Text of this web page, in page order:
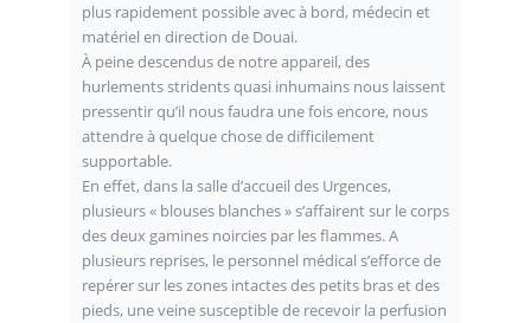
plus rapidement possible avec à bord, médecin et
matériel en direction de Douai.
À peine descendus de notre appareil, des
hurlements stridents quasi inhumains nous laissent
pressentir qu’il nous faudra une fois encore, nous
attendre à quelque chose de difficilement
supportable.
En effet, dans la salle d’accueil des Urgences,
plusieurs « blouses blanches » s’affairent sur le corps
des deux gamines noircies par les flammes. A
plusieurs reprises, le personnel médical s’efforce de
repérer sur les zones intactes des petits bras et des
pieds, une veine susceptible de recevoir la perfusion